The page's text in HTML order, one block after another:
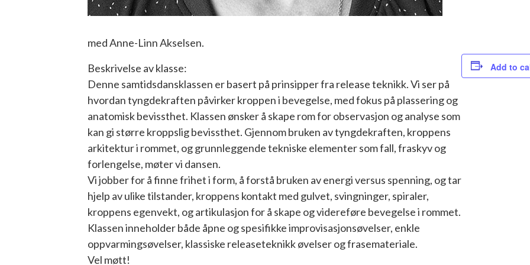
med Anne-Linn Akselsen.
Beskrivelse av klasse:
Denne samtidsdansklassen er basert på prinsipper fra release teknikk. Vi ser på
hvordan tyngdekraften påvirker kroppen i bevegelse, med fokus på plassering og
anatomisk bevissthet. Klassen ønsker å skape rom for observasjon og analyse som
kan gi større kroppslig bevissthet. Gjennom bruken av tyngdekraften, kroppens
arkitektur i rommet, og grunnleggende tekniske elementer som fall, fraskyv og
forlengelse, møter vi dansen.
Vi jobber for å finne frihet i form, å forstå bruken av energi versus spenning, og tar
hjelp av ulike tilstander, kroppens kontakt med gulvet, svingninger, spiraler,
kroppens egenvekt, og artikulasjon for å skape og videreføre bevegelse i rommet.
Klassen inneholder både åpne og spesifikke improvisasjonsøvelser, enkle
oppvarmingsøvelser, klassiske releaseteknikk øvelser og frasemateriale.
Vel møtt!
Add to